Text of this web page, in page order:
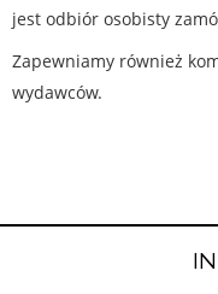
jest odbiór osobisty
Zapewniamy również
wydawców.